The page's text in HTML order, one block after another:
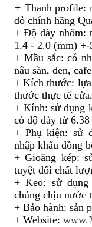
+ Thanh profile:
đỏ chính hãng
+ Độ dày nhôm:
1.4-2.0 (mm) +-
+ Mầu sắc: có
nâu sần, đen,
+ Kích thước: lựa
thước thực tế cửa.
+ Kính: sử dụng
có độ dày từ
+ Phụ kiện: sử
nhập khẩu đồng
+ Gioăng kép:
tuyệt đối chất
+ Keo: sử dụng
chủng chịu nước
+ Bảo hành: sản
+ Website: